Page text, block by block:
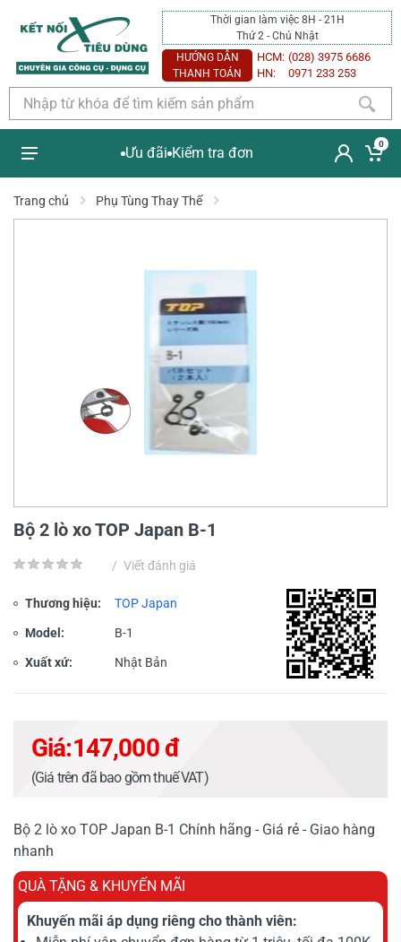
Thời gian làm việc 8H - 21H
Thứ 2 - Chủ Nhật
HƯỚNG DẪN
THANH TOÁN
HCM: (028) 3975 6686
HN:
0971 233 253
Ưu đãi Kiểm tra đơn
0
Trang chủ Phụ Tùng Thay Thế
Bộ 2 lò xo TOP Japan B-1
/ Viết đánh giá
Thương hiệu: TOP Japan
Model: B-1
Xuất xứ: Nhật Bản
Giá:147,000 đ
(Giá trên đã bao gồm thuế VAT)
Bộ 2 lò xo TOP Japan B-1 Chính hãng - Giá rẻ - Giao hàng
nhanh
QUÀ TẶNG & KHUYẾN MÃI
Khuyến mãi áp dụng riêng cho thành viên: